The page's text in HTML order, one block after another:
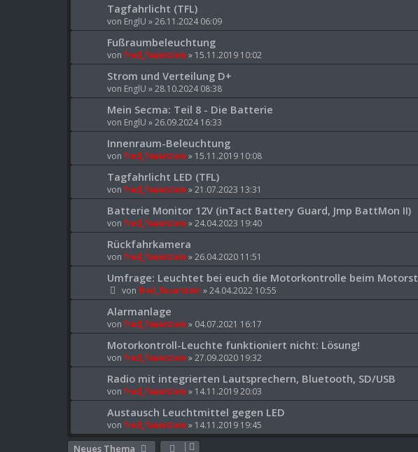
Tagfahrlicht (TFL)
von EnglU » 26.11.2024 06:09
Fußraumbeleuchtung
von fred_feuerstein » 15.11.2019 10:02
Strom und Verteilung D+
von EnglU » 28.10.2024 08:38
Mein Secma: Teil 8 - Die Batterie
von EnglU » 26.09.2024 16:33
Innenraum-Beleuchtung
von fred_feuerstein » 15.11.2019 10:08
Tagfahrlicht LED (TFL)
von fred_feuerstein » 21.07.2023 13:31
Batterie Monitor 12V (inTact Battery Guard, Jmp BattMon II)
von fred_feuerstein » 24.04.2023 19:40
Rückfahrkamera
von fred_feuerstein » 26.04.2020 11:51
Umfrage: Leuchtet bei euch die Motorkontrolle beim
von fred_feuerstein » 24.04.2022 10:55
Alarmanlage
von fred_feuerstein » 04.07.2021 16:17
Motorkontroll-Leuchte funktioniert nicht: Lösung!
von fred_feuerstein » 27.09.2020 19:32
Radio mit integrierten Lautsprechern, Bluetooth, SD/USB
von fred_feuerstein » 14.11.2019 20:03
Austausch Leuchtmittel gegen LED
von fred_feuerstein » 14.11.2019 19:45
Neues Thema